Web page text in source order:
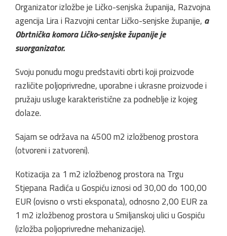
Organizator izložbe je Ličko-senjska županija, Razvojna
agencija Lira i Razvojni centar Ličko-senjske županije, a
Obrtnička komora Ličko-senjske županije je
suorganizator.
Svoju ponudu mogu predstaviti obrti koji proizvode
različite poljoprivredne, uporabne i ukrasne proizvode i
pružaju usluge karakteristične za podneblje iz kojeg
dolaze.
Sajam se održava na 4500 m2 izložbenog prostora
(otvoreni i zatvoreni).
Kotizacija za 1 m2 izložbenog prostora na Trgu
Stjepana Radića u Gospiću iznosi od 30,00 do 100,00
EUR (ovisno o vrsti eksponata), odnosno 2,00 EUR za
1 m2 izložbenog prostora u Smiljanskoj ulici u Gospiću
(izložba poljoprivredne mehanizacije).